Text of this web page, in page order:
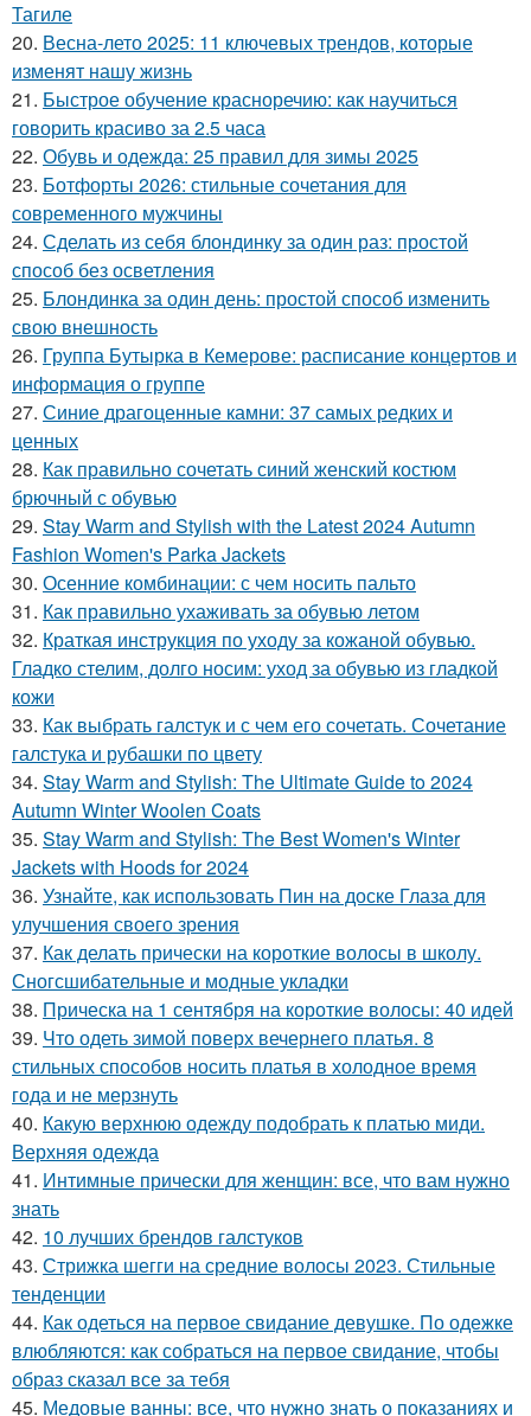
Тагиле
20. Весна-лето 2025: 11 ключевых трендов, которые
изменят нашу жизнь
21. Быстрое обучение красноречию: как научиться
говорить красиво за 2.5 часа
22. Обувь и одежда: 25 правил для зимы 2025
23. Ботфорты 2026: стильные сочетания для
современного мужчины
24. Сделать из себя блондинку за один раз: простой
способ без осветления
25. Блондинка за один день: простой способ изменить
свою внешность
26. Группа Бутырка в Кемерове: расписание концертов и
информация о группе
27. Синие драгоценные камни: 37 самых редких и
ценных
28. Как правильно сочетать синий женский костюм
брючный с обувью
29. Stay Warm and Stylish with the Latest 2024 Autumn
Fashion Women's Parka Jackets
30. Осенние комбинации: с чем носить пальто
31. Как правильно ухаживать за обувью летом
32. Краткая инструкция по уходу за кожаной обувью.
Гладко стелим, долго носим: уход за обувью из гладкой
кожи
33. Как выбрать галстук и с чем его сочетать. Сочетание
галстука и рубашки по цвету
34. Stay Warm and Stylish: The Ultimate Guide to 2024
Autumn Winter Woolen Coats
35. Stay Warm and Stylish: The Best Women's Winter
Jackets with Hoods for 2024
36. Узнайте, как использовать Пин на доске Глаза для
улучшения своего зрения
37. Как делать прически на короткие волосы в школу.
Сногсшибательные и модные укладки
38. Прическа на 1 сентября на короткие волосы: 40 идей
39. Что одеть зимой поверх вечернего платья. 8
стильных способов носить платья в холодное время
года и не мерзнуть
40. Какую верхнюю одежду подобрать к платью миди.
Верхняя одежда
41. Интимные прически для женщин: все, что вам нужно
знать
42. 10 лучших брендов галстуков
43. Стрижка шегги на средние волосы 2023. Стильные
тенденции
44. Как одеться на первое свидание девушке. По одежке
влюбляются: как собраться на первое свидание, чтобы
образ сказал все за тебя
45. Медовые ванны: все, что нужно знать о показаниях и